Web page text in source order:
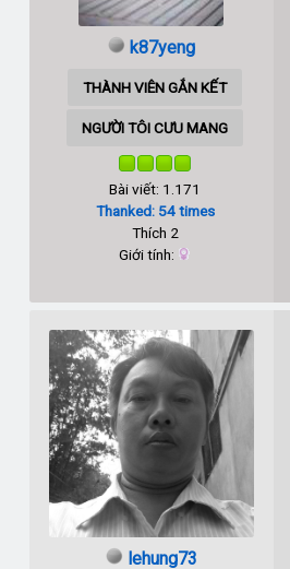
k87yeng
THÀNH VIÊN GẮN KẾT
NGƯỜI TÔI CƯU MANG
Bài viết: 1.171
Thanked: 54 times
Thích 2
Giới tính:
lehung73